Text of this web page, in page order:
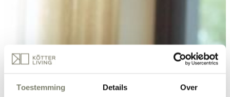
Toestemming Details Over